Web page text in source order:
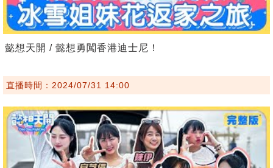
懿想天開 / 懿想勇闖香港迪士尼！
直播時間：2024/07/31 14:00